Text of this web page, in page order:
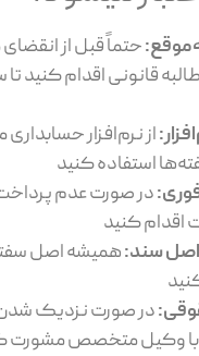
قانونی اقدام کنید تا
از نرم‌افزار حسابداری
استفاده کنید
در صورت عدم پرداخت،
کنید
سند:همیشه اصل سفته
در صورت نزدیک شدن به
وکیل متخصص مشورت